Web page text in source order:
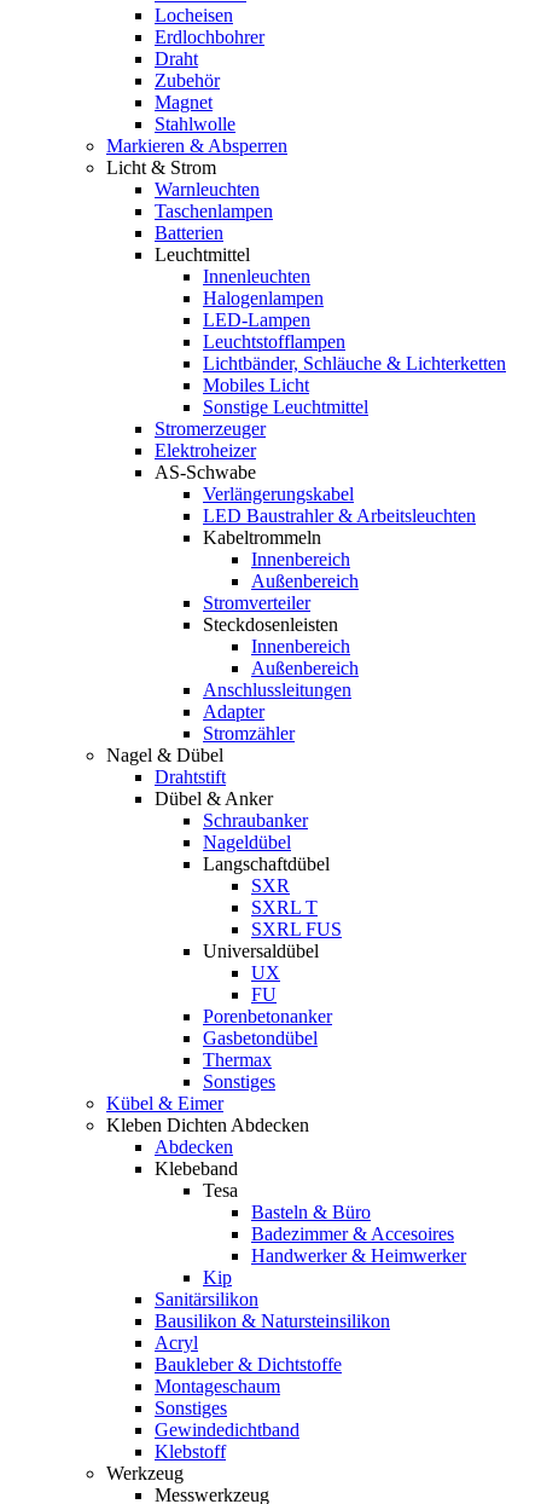
Locheisen
Erdlochbohrer
Draht
Zubehör
Magnet
Stahlwolle
Markieren & Absperren
Licht & Strom
Warnleuchten
Taschenlampen
Batterien
Leuchtmittel
Innenleuchten
Halogenlampen
LED-Lampen
Leuchtstofflampen
Lichtbänder, Schläuche & Lichterketten
Mobiles Licht
Sonstige Leuchtmittel
Stromerzeuger
Elektroheizer
AS-Schwabe
Verlängerungskabel
LED Baustrahler & Arbeitsleuchten
Kabeltrommeln
Innenbereich
Außenbereich
Stromverteiler
Steckdosenleisten
Innenbereich
Außenbereich
Anschlussleitungen
Adapter
Stromzähler
Nagel & Dübel
Drahtstift
Dübel & Anker
Schraubanker
Nageldübel
Langschaftdübel
SXR
SXRL T
SXRL FUS
Universaldübel
UX
FU
Porenbetonanker
Gasbetondübel
Thermax
Sonstiges
Kübel & Eimer
Kleben Dichten Abdecken
Abdecken
Klebeband
Tesa
Basteln & Büro
Badezimmer & Accesoires
Handwerker & Heimwerker
Kip
Sanitärsilikon
Bausilikon & Natursteinsilikon
Acryl
Baukleber & Dichtstoffe
Montageschaum
Sonstiges
Gewindedichtband
Klebstoff
Werkzeug
Messwerkzeug